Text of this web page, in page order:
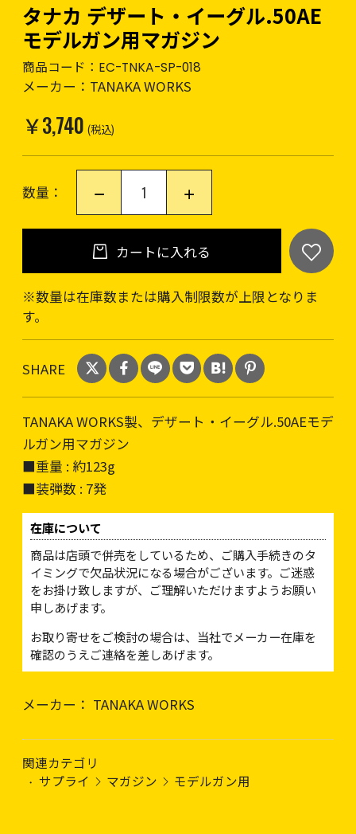
タナカ デザート・イーグル.50AE
モデルガン用マガジン
商品コード： EC-TNKA-SP-018
メーカー： TANAKA WORKS
￥3,740 (税込)
数量：
カートに入れる
※数量は在庫数または購入制限数が上限となりま
す。
SHARE
TANAKA WORKS製、デザート・イーグル.50AEモデ
ルガン用マガジン
■重量 : 約123g
■装弾数 : 7発
在庫について
商品は店頭で併売をしているため、ご購入手続きのタ
イミングで欠品状況になる場合がございます。ご迷惑
をお掛け致しますが、ご理解いただけますようお願い
申しあげます。
お取り寄せをご検討の場合は、当社でメーカー在庫を
確認のうえご連絡を差しあげます。
メーカー： TANAKA WORKS
関連カテゴリ
サプライ
マガジン モデルガン用